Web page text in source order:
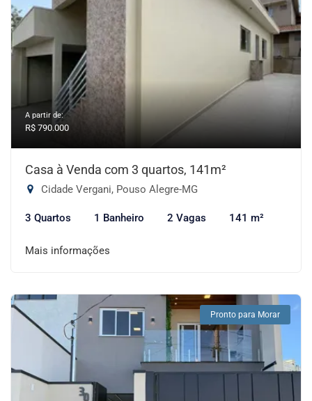
A partir de:
R$ 790.000
Casa à Venda com 3 quartos, 141m²
Cidade Vergani, Pouso Alegre-MG
3 Quartos 1 Banheiro 2 Vagas 141 m²
Mais informações
Pronto para Morar